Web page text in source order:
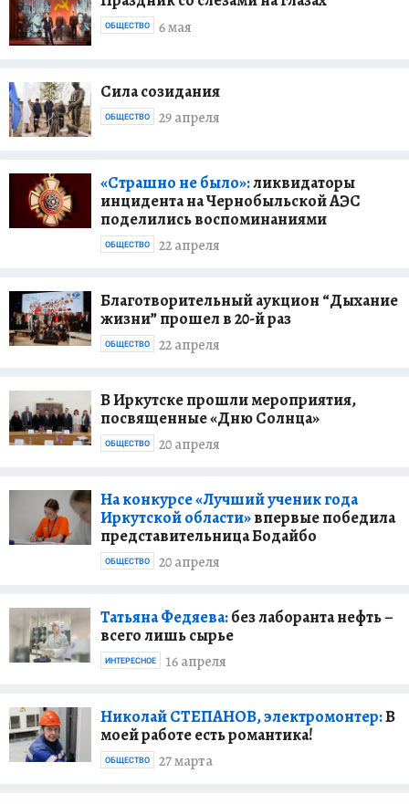
6 мая
ОБЩЕСТВО
Сила созидания
29 апреля
ОБЩЕСТВО
«Страшно не было»:ликвидаторы
инцидента на Чернобыльской АЭС
поделились воспоминаниями
22 апреля
ОБЩЕСТВО
Благотворительный аукцион “Дыхание
жизни” прошел в 20-й раз
22 апреля
ОБЩЕСТВО
В Иркутске прошли мероприятия,
посвященные «Дню Солнца»
20 апреля
ОБЩЕСТВО
На конкурсе «Лучший ученик года
Иркутской области»впервые победила
представительница Бодайбо
20 апреля
ОБЩЕСТВО
Татьяна Федяева:без лаборанта нефть –
всего лишь сырье
16 апреля
ИНТЕРЕСНОЕ
Николай СТЕПАНОВ, электромонтер:В
моей работе есть романтика!
27 марта
ОБЩЕСТВО